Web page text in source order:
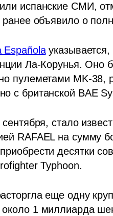
испанские СМИ,
ранее объявило о
Española
Ла-Корунья. Оно
пулеметами MK-38,
с британской BAE
сентября, стало
RAFAEL на сумму
десятки
Typhoon.
еще одну
1 миллиарда